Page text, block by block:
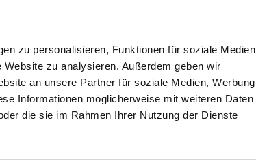
zu personalisieren, Funktionen für soziale Medien
zu analysieren. Außerdem geben wir
an unsere Partner für soziale Medien, Werbung
Informationen möglicherweise mit weiteren Daten
die sie im Rahmen Ihrer Nutzung der Dienste